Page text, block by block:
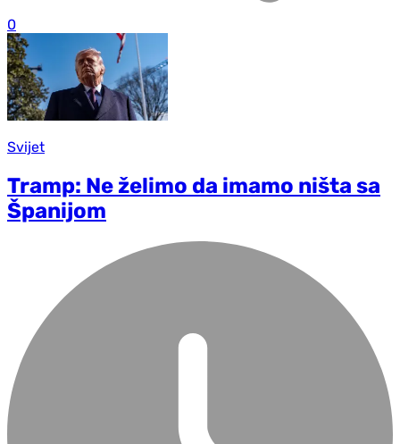
0
Svijet
Tramp: Ne želimo da imamo ništa sa
Španijom